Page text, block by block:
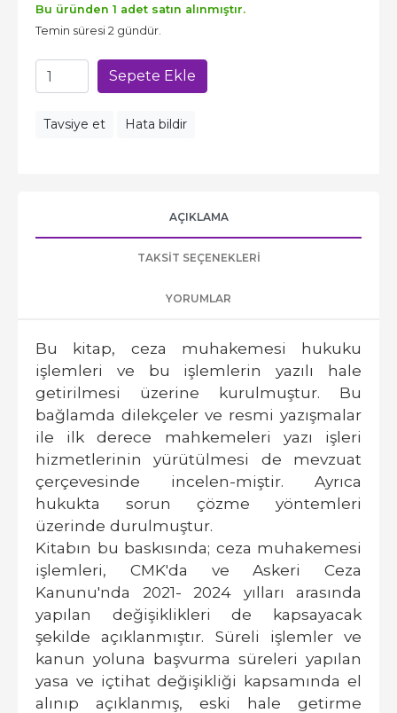
Bu üründen 1 adet satın alınmıştır.
Temin süresi 2 gündür.
Sepete Ekle
Tavsiye et Hata bildir
AÇIKLAMA
TAKSIT SEÇENEKLERI
YORUMLAR
Bu kitap, ceza muhakemesi hukuku
işlemleri ve bu işlemlerin yazılı hale
getirilmesi üzerine kurulmuştur. Bu
bağlamda dilekçeler ve resmi yazışmalar
ile ilk derece mahkemeleri yazı işleri
hizmetlerinin yürütülmesi de mevzuat
çerçevesinde incelen-miştir. Ayrıca
hukukta sorun çözme yöntemleri
üzerinde durulmuştur.
Kitabın bu baskısında; ceza muhakemesi
işlemleri, CMK'da ve Askeri Ceza
Kanunu'nda 2021- 2024 yılları arasında
yapılan değişiklikleri de kapsayacak
şekilde açıklanmıştır. Süreli işlemler ve
kanun yoluna başvurma süreleri yapılan
yasa ve içtihat değişikliği kapsamında el
alınıp açıklanmış, eski hale getirme